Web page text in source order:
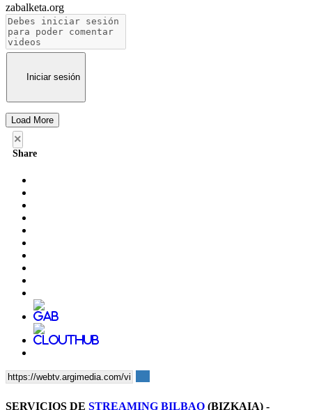
zabalketa.org
Iniciar sesión
Load More
SERVICIOS DE STREAMING BILBAO (BIZKAIA) -
×
Share